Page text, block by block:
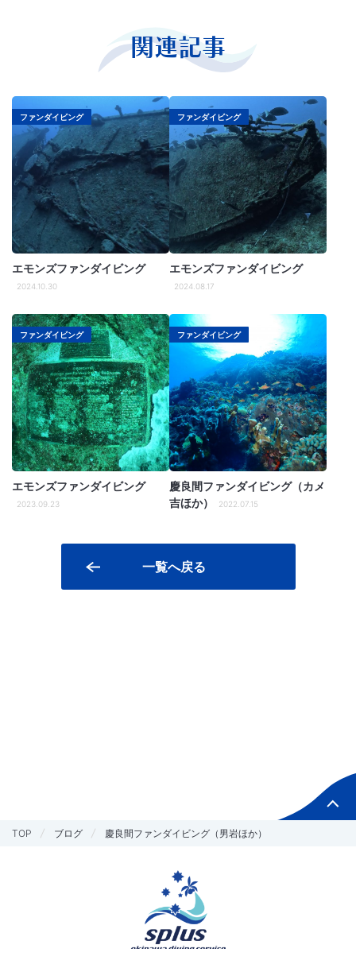
関連記事
ファンダイビング
エモンズファンダイビング
2024.10.30
ファンダイビング
エモンズファンダイビング
2024.08.17
ファンダイビング
エモンズファンダイビング
2023.09.23
ファンダイビング
慶良間ファンダイビング（カメ
吉ほか）
2022.07.15
一覧へ戻る
TOP ブログ 慶良間ファンダイビング（男岩ほか）